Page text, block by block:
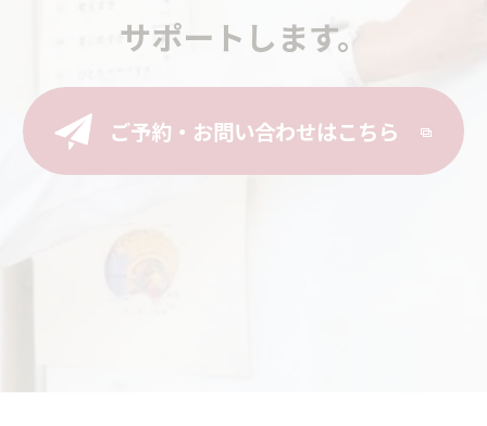
サポートします。
ご予約・お問い合わせはこちら